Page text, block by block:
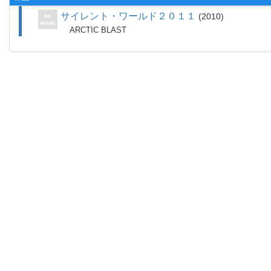
サイレント・ワールド２０１１ 2010
ARCTIC BLAST